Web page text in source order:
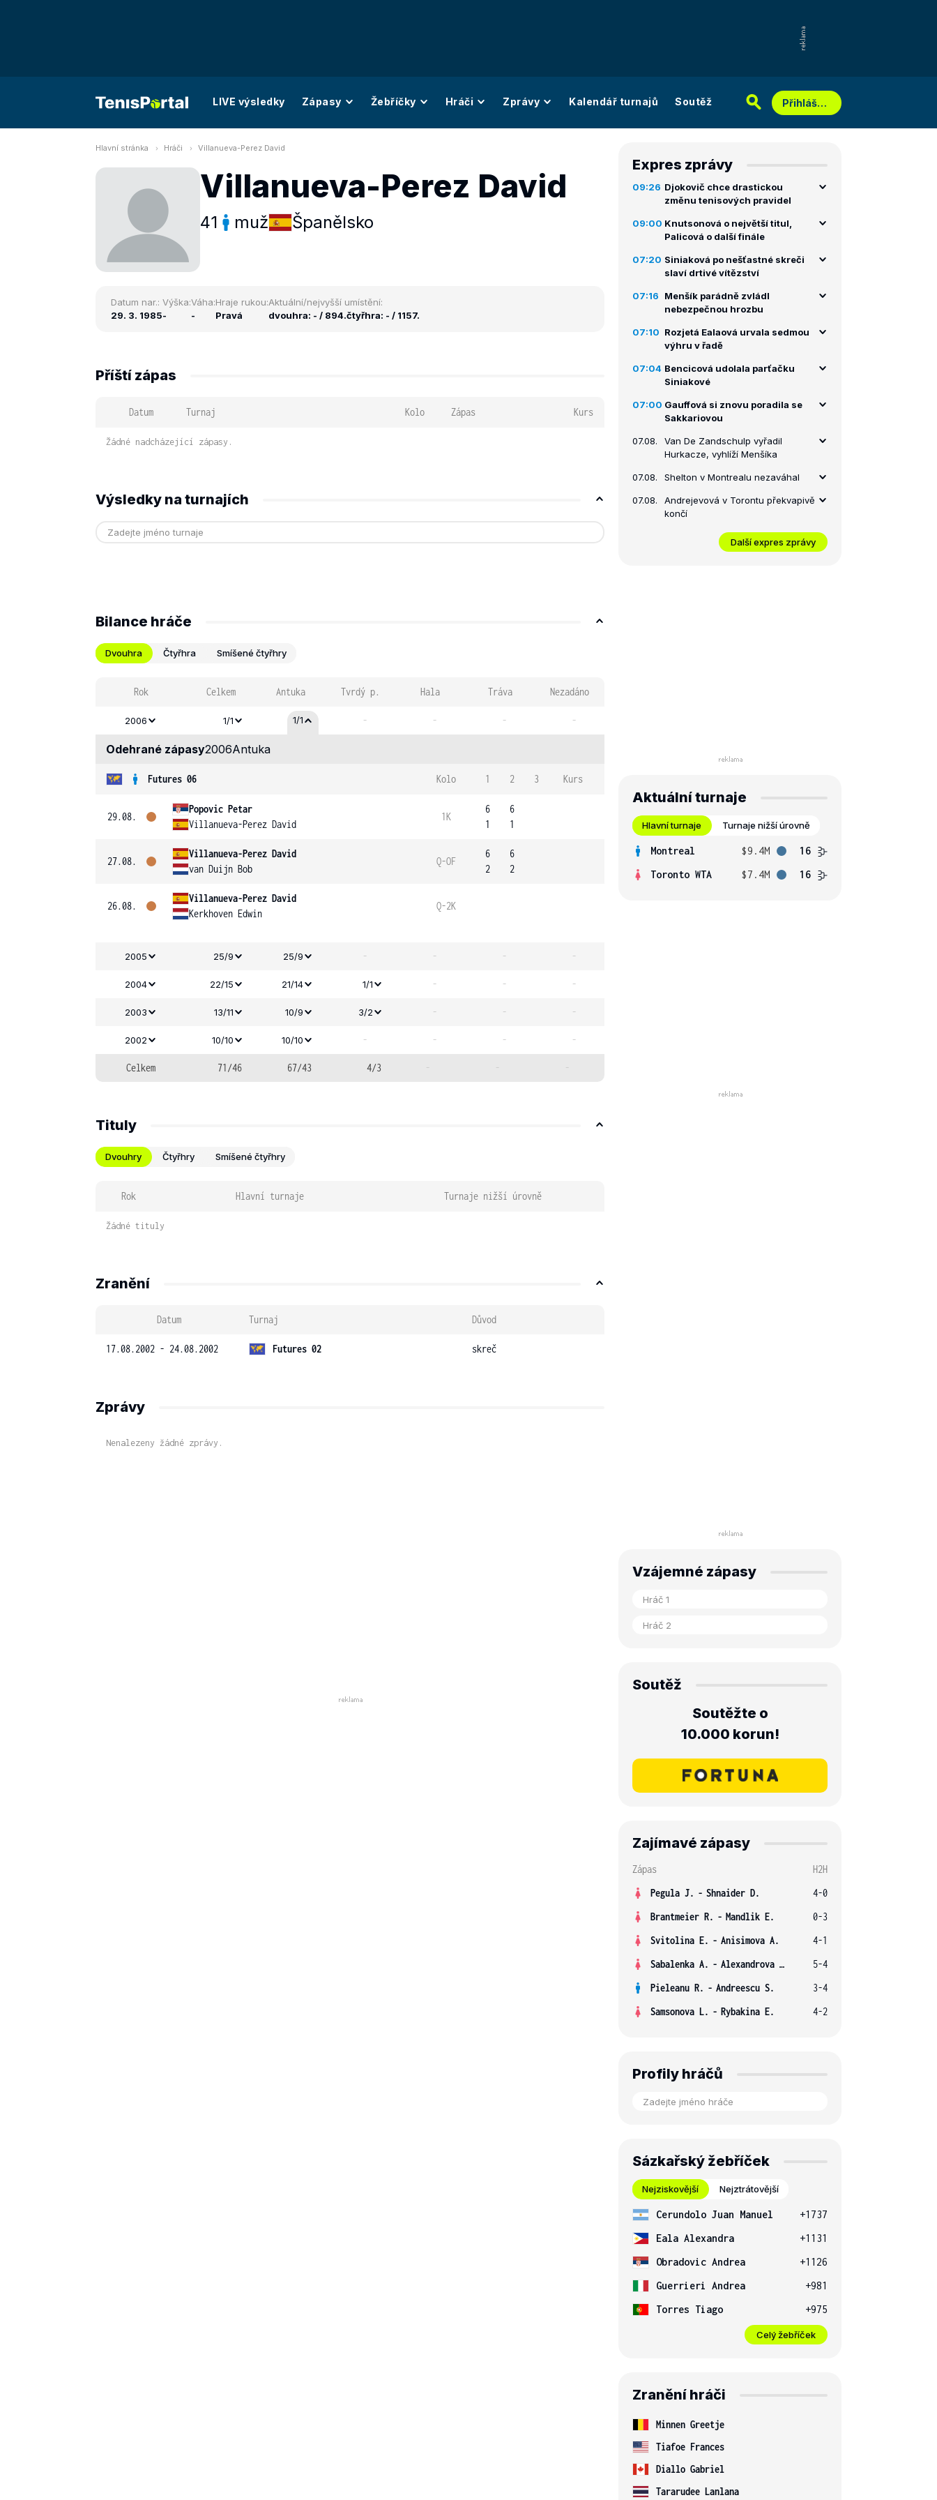
LIVE výsledky Zápasy Žebříčky Hráči Zprávy Kalendář turnajů Soutěž Přihlášení
Hlavní stránka Hráči Villanueva-Perez David
Villanueva-Perez David
41 muž Španělsko
Datum nar.:
29. 3. 1985
Výška:
-
Váha:
-
Hraje rukou:
Pravá
Aktuální/nejvyšší umístění:
dvouhra: - / 894.čtyřhra: - / 1157.
Příští zápas
Datum Turnaj Kolo Zápas Kurs
Žádné nadcházející zápasy.
Výsledky na turnajích
Bilance hráče
Dvouhra Čtyřhra Smíšené čtyřhry
Rok Celkem Antuka Tvrdý p. Hala Tráva Nezadáno
2006 1/1 1/1 - - - -
Odehrané zápasy2006Antuka
Futures 06 Kolo 1 2 3 Kurs
29.08.
Popovic Petar
Villanueva-Perez David
1K
6
1
6
1
27.08.
Villanueva-Perez David
van Duijn Bob
Q-OF
6
2
6
2
26.08.
Villanueva-Perez David
Kerkhoven Edwin
Q-2K
2005 25/9 25/9 - - - -
2004 22/15 21/14 1/1 - - -
2003 13/11 10/9 3/2 - - -
2002 10/10 10/10 - - - -
Celkem 71/46 67/43 4/3 - - -
Tituly
Dvouhry Čtyřhry Smíšené čtyřhry
Rok Hlavní turnaje Turnaje nižší úrovně
Žádné tituly
Zranění
Datum Turnaj Důvod
17.08.2002 - 24.08.2002 Futures 02 skreč
Zprávy
Nenalezeny žádné zprávy.
Expres zprávy
09:26 Djokovič chce drastickou
změnu tenisových pravidel
09:00 Knutsonová o největší titul,
Palicová o další finále
07:20 Siniaková po nešťastné skreči
slaví drtivé vítězství
07:16
Menšík parádně zvládl
nebezpečnou hrozbu
07:10 Rozjetá Ealaová urvala sedmou
výhru v řadě
07:04 Bencicová udolala parťačku
Siniakové
07:00 Gauffová si znovu poradila se
Sakkariovou
07.08.
Van De Zandschulp vyřadil
Hurkacze, vyhlíží Menšíka
07.08. Shelton v Montrealu nezaváhal
07.08.
Andrejevová v Torontu překvapivě
končí
Další expres zprávy
Aktuální turnaje
Hlavní turnaje Turnaje nižší úrovně
Montreal $9.4M
16
Toronto WTA
$7.4M 16
Vzájemné zápasy
Soutěž
Soutěžte o
10.000 korun!
Zajímavé zápasy
Zápas
H2H
Pegula J. - Shnaider D.
4-0
Brantmeier R. - Mandlik E.
0-3
Svitolina E. - Anisimova A.
4-1
Sabalenka A. - Alexandrova E.
5-4
Pieleanu R. - Andreescu S.
3-4
Samsonova L. - Rybakina E. 4-2
Profily hráčů
Sázkařský žebříček
Nejziskovější Nejztrátovější
Cerundolo Juan Manuel
+1737
Eala Alexandra
+1131
Obradovic Andrea
+1126
Guerrieri Andrea
+981
Torres Tiago
+975
Celý žebříček
Zranění hráči
Minnen Greetje
Tiafoe Frances
Diallo Gabriel
Tararudee Lanlana